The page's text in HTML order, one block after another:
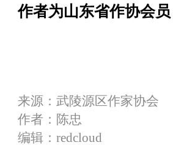
作者为山东省作协会
来源：武陵源区作家协会
作者：陈忠
编辑：redcloud